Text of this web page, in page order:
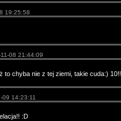
19:25:58
08 21:44:09
to chyba nie z tej ziemi, takie cuda:) 10!!
09 14:23:11
:D